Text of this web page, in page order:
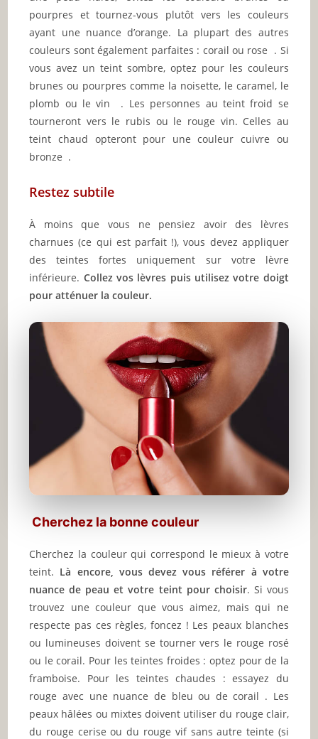
pourpres et tournez-vous plutôt vers les couleurs
ayant une nuance d’orange. La plupart des autres
couleurs sont également parfaites : corail ou rose . Si
vous avez un teint sombre, optez pour les couleurs
brunes ou pourpres comme la noisette, le caramel, le
plomb ou le vin . Les personnes au teint froid se
tourneront vers le rubis ou le rouge vin. Celles au
teint chaud opteront pour une couleur cuivre ou
bronze .
Restez subtile
À moins que vous ne pensiez avoir des lèvres
charnues (ce qui est parfait !), vous devez appliquer
des teintes fortes uniquement sur votre lèvre
inférieure. Collez vos lèvres puis utilisez votre doigt
pour atténuer la couleur.
Cherchez la bonne couleur
Cherchez la couleur qui correspond le mieux à votre
teint. Là encore, vous devez vous référer à votre
nuance de peau et votre teint pour choisir. Si vous
trouvez une couleur que vous aimez, mais qui ne
respecte pas ces règles, foncez ! Les peaux blanches
ou lumineuses doivent se tourner vers le rouge rosé
ou le corail. Pour les teintes froides : optez pour de la
framboise. Pour les teintes chaudes : essayez du
rouge avec une nuance de bleu ou de corail . Les
peaux hâlées ou mixtes doivent utiliser du rouge clair,
du rouge cerise ou du rouge vif sans autre teinte (si